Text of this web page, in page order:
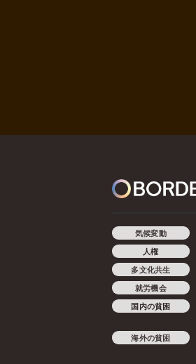
気候変動
人権
多文化共生
就労機会
国内の貧困
海外の貧困